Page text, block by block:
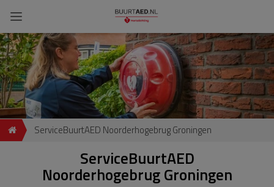
ServiceBuurtAED Noorderhogebrug Groningen
ServiceBuurtAED
Noorderhogebrug Groningen